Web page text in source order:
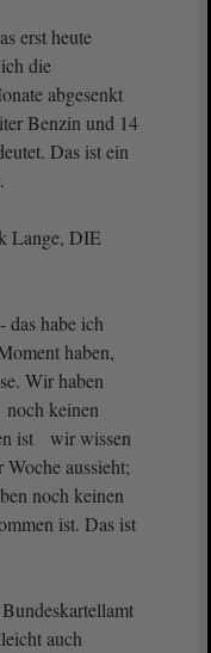
erst heute
die
abgesenkt
Benzin und 14
Das ist ein
Lange, DIE
das habe ich
haben,
Wir haben
keinen
ist wir wissen
aussieht;
noch keinen
ist. Das ist
auch